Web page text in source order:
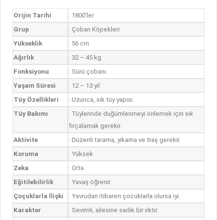
Orijin Tarihi
: 1800’ler
Grup
: Çoban Köpekleri
Yükseklik
: 56 cm
Ağırlık
: 32 – 45 kg
Fonksiyonu
: Sürü çobanı.
Yaşam Süresi
: 12 – 13 yıl
Tüy Özellikleri
: Uzunca, sık tüy yapısı.
Tüy Bakımı
: Tüylerinde duğümlenmeyi önlemek için sık
fırçalamak gerekir.
Aktivite
: Düzenli tarama, yıkama ve traş gerekir.
Koruma
: Yüksek
Zeka
: Orta
Eğitilebilirlik
: Yavaş öğrenir.
Çoçuklarla İlişki
: Yavrudan itibaren çocuklarla olursa iyi.
Karakter
: Sevimli, ailesine sadık bir ırktır.